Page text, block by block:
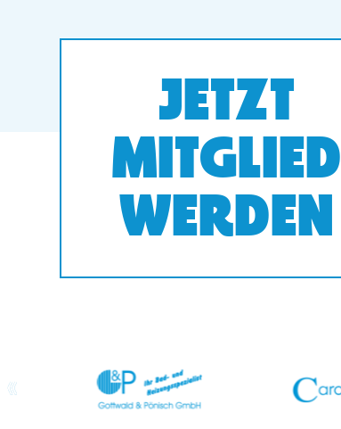
JETZT
MITGLIED
WERDEN
prev